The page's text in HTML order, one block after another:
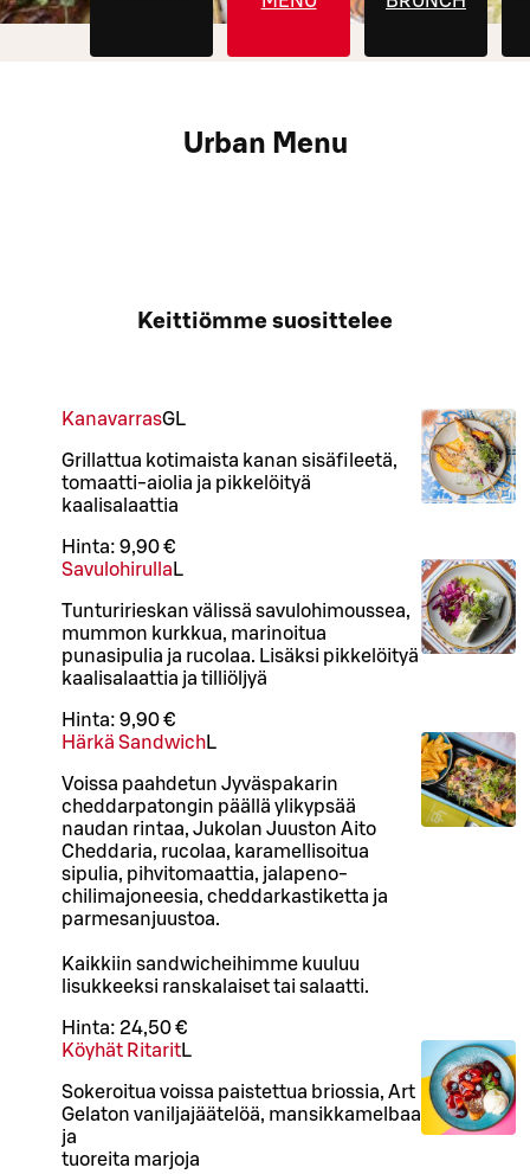
Urban Menu
Keittiömme suosittelee
KanavarrasGL
Grillattua kotimaista kanan sisäfileetä,
tomaatti-aiolia ja pikkelöityä
kaalisalaattia
Hinta: 9,90 €
Savulohirulla L
Tunturirieskan välissä savulohimoussea,
mummon kurkkua, marinoitua
punasipulia ja rucolaa. Lisäksi pikkelöityä
kaalisalaattia ja tilliöljyä
Hinta: 9,90 €
Härkä SandwichL
Voissa paahdetun Jyväspakarin
cheddarpatongin päällä ylikypsää
naudan rintaa, Jukolan Juuston Aito
Cheddaria, rucolaa, karamellisoitua
sipulia, pihvitomaattia, jalapeno-
chilimajoneesia, cheddarkastiketta ja
parmesanjuustoa.
Kaikkiin sandwicheihimme kuuluu
lisukkeeksi ranskalaiset tai salaatti.
Hinta: 24,50 €
Köyhät RitaritL
Sokeroitua voissa paistettua briossia, Art
Gelaton vaniljajäätelöä, mansikkamelbaa
ja
tuoreita marjoja